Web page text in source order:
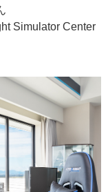
Simulator Center